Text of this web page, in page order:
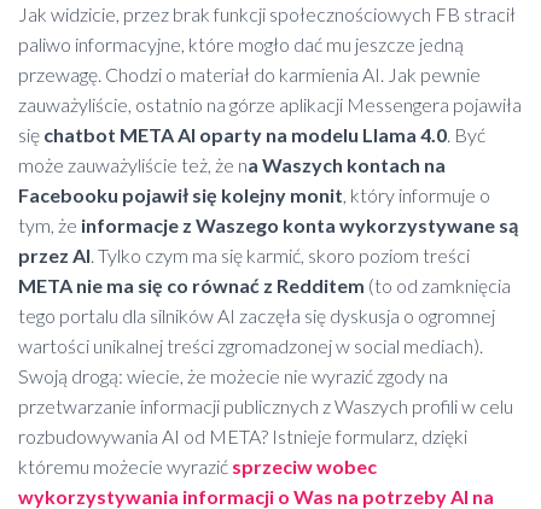
Jak widzicie, przez brak funkcji społecznościowych FB stracił
paliwo informacyjne, które mogło dać mu jeszcze jedną
przewagę. Chodzi o materiał do karmienia AI. Jak pewnie
zauważyliście, ostatnio na górze aplikacji Messengera pojawiła
się chatbot META AI oparty na modelu Llama 4.0. Być
może zauważyliście też, że na Waszych kontach na
Facebooku pojawił się kolejny monit, który informuje o
tym, że informacje z Waszego konta wykorzystywane są
przez AI. Tylko czym ma się karmić, skoro poziom treści
META nie ma się co równać z Redditem (to od zamknięcia
tego portalu dla silników AI zaczęła się dyskusja o ogromnej
wartości unikalnej treści zgromadzonej w social mediach).
Swoją drogą: wiecie, że możecie nie wyrazić zgody na
przetwarzanie informacji publicznych z Waszych profili w celu
rozbudowywania AI od META? Istnieje formularz, dzięki
któremu możecie wyrazić sprzeciw wobec
wykorzystywania informacji o Was na potrzeby AI na